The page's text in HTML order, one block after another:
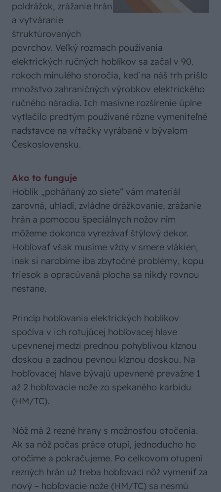
poldrážok, zrážanie hrán
a vytváranie
štruktúrovaných
povrchov. Veľký rozmach používania
elektrických ručných hoblíkov sa začal v 90.
rokoch minulého storočia, keď na náš trh prišlo
množstvo zahraničných výrobkov elektrického
ručného náradia. Ich masívne rozšírenie úplne
vytlačilo predtým používané rôzne vymeniteľné
nadstavce na vŕtačky vyrábané v bývalom
Československu.
Ako to funguje
Hoblík „poháňaný zo siete“ vám materiál
zarovná, uhladí, zvládne drážkovanie, zrážanie
hrán a pomocou špeciálnych nožov ním
môžeme dokonca vyrezávať štýlový dekor.
Hobľovať však musíme vždy v smere vlákien,
inak si narobíme iba zbytočné problémy, kopu
triesok a opracúvaná plocha sa nikdy rovnou
nestane.
Princíp hobľovania elektrických hoblíkov
spočíva v ich rotujúcej hobľovacej hlave
upevnenej medzi prednou pohyblivou klznou
doskou a zadnou pevnou klznou doskou. Na
hobľovacej hlave bývajú upevnené prevažne 1
až 2 hobľovacie nože zo spekaného karbidu
(HM/TC).
Nôž má 2 rezné hrany s možnosťou otočenia.
Ak sa nôž počas práce otupí, jednoducho ho
otočíme a pokračujeme. Po celkovom otupení
rezných hrán už treba hobľovací nôž vymeniť za
nový – hobľovacie nože (HM/TC) sa nesmú